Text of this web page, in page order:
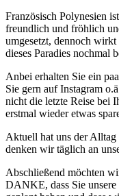
Französisch Polynesien
freundlich und fröhlich
umgesetzt, dennoch
dieses Paradies nochmal
Anbei erhalten Sie ein
Sie gern auf Instagram
nicht die letzte Reise bei
erstmal wieder etwas
Aktuell hat uns der
denken wir täglich an
Abschließend möchten
DANKE, dass Sie